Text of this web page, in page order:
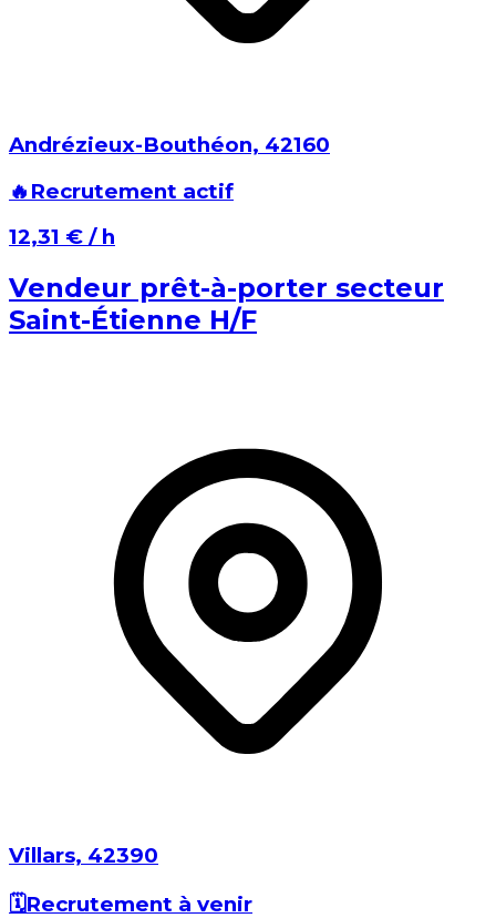
Andrézieux-Bouthéon⁩, ⁨42160⁩
🔥 Recrutement actif
⁨12,31 €⁩ / h
Vendeur prêt-à-porter secteur
Saint-Étienne H/F
Villars⁩, ⁨42390⁩
🗓️Recrutement à venir